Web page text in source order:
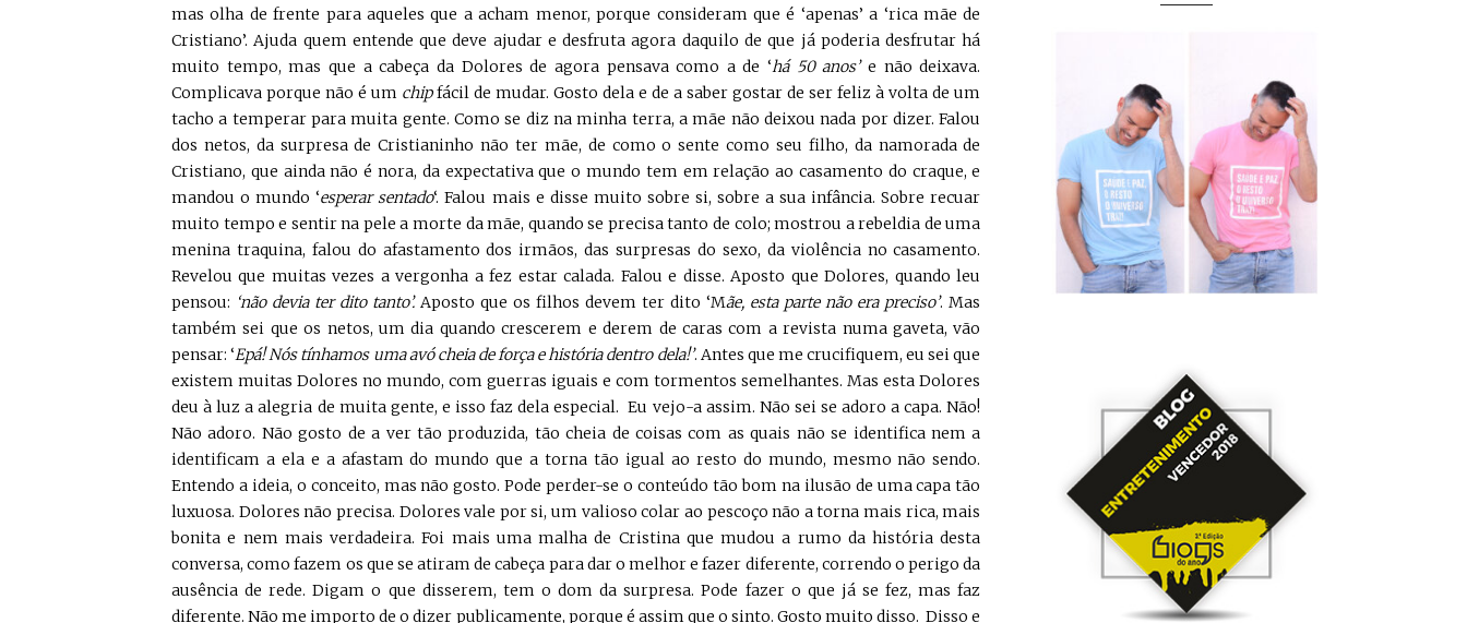
mas olha de frente para aqueles que a acham menor, porque consideram que é ‘apenas’ a ‘rica mãe de
Cristiano’. Ajuda quem entende que deve ajudar e desfruta agora daquilo de que já poderia desfrutar há
muito tempo, mas que a cabeça da Dolores de agora pensava como a de ‘há 50 anos’e não deixava.
Complicava porque não é um chipfácil de mudar. Gosto dela e de a saber gostar de ser feliz à volta de um
tacho a temperar para muita gente. Como se diz na minha terra, a mãe não deixou nada por dizer. Falou
dos netos, da surpresa de Cristianinho não ter mãe, de como o sente como seu filho, da namorada de
Cristiano, que ainda não é nora, da expectativa que o mundo tem em relação ao casamento do craque, e
mandou o mundo ‘esperar sentado‘. Falou mais e disse muito sobre si, sobre a sua infância. Sobre recuar
muito tempo e sentir na pele a morte da mãe, quando se precisa tanto de colo; mostrou a rebeldia de uma
menina traquina, falou do afastamento dos irmãos, das surpresas do sexo, da violência no casamento.
Revelou que muitas vezes a vergonha a fez estar calada. Falou e disse. Aposto que Dolores, quando leu
pensou: ‘não devia ter dito tanto’.Aposto que os filhos devem ter dito ‘Mãe, esta parte não era preciso’. Mas
também sei que os netos, um dia quando crescerem e derem de caras com a revista numa gaveta, vão
pensar: ‘Epá! Nós tínhamos uma avó cheia de força e história dentro dela!’. Antes que me crucifiquem, eu sei que
existem muitas Dolores no mundo, com guerras iguais e com tormentos semelhantes. Mas esta Dolores
deu à luz a alegria de muita gente, e isso faz dela especial. Eu vejo-a assim. Não sei se adoro a capa. Não!
Não adoro. Não gosto de a ver tão produzida, tão cheia de coisas com as quais não se identifica nem a
identificam a ela e a afastam do mundo que a torna tão igual ao resto do mundo, mesmo não sendo.
Entendo a ideia, o conceito, mas não gosto. Pode perder-se o conteúdo tão bom na ilusão de uma capa tão
luxuosa. Dolores não precisa. Dolores vale por si, um valioso colar ao pescoço não a torna mais rica, mais
bonita e nem mais verdadeira. Foi mais uma malha de Cristina que mudou a rumo da história desta
conversa, como fazem os que se atiram de cabeça para dar o melhor e fazer diferente, correndo o perigo da
ausência de rede. Digam o que disserem, tem o dom da surpresa. Pode fazer o que já se fez, mas faz
diferente. Não me importo de o dizer publicamente, porque é assim que o sinto. Gosto muito disso. Disso e